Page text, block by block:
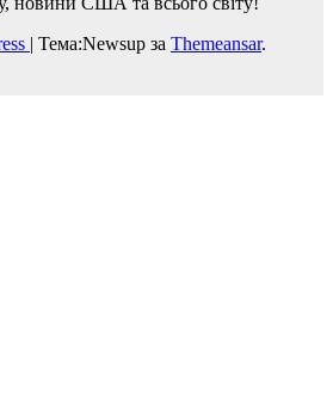
| Тема:Newsup за Themeansar.